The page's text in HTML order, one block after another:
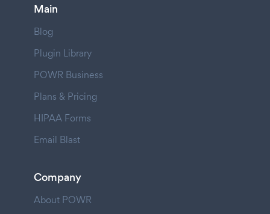
Main
Blog
Plugin Library
POWR Business
Plans & Pricing
HIPAA Forms
Email Blast
Company
About POWR